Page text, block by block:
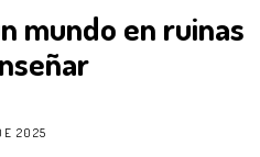
mundo en ruinas
2025